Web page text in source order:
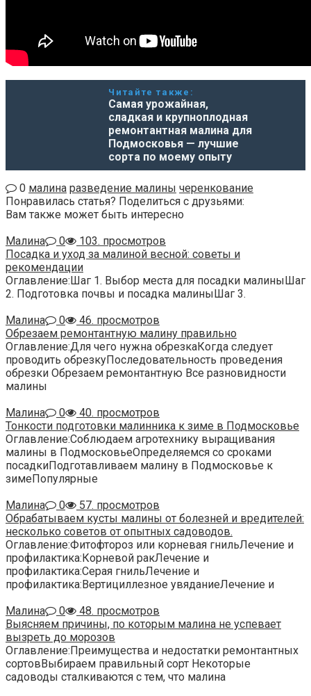
Читайте также:
Самая урожайная,
сладкая и крупноплодная
ремонтантная малина для
Подмосковья — лучшие
сорта по моему опыту
0 малина разведение малины черенкование
Понравилась статья? Поделиться с друзьями:
Вам также может быть интересно
Малина
0
103. просмотров
Посадка и уход за малиной весной: советы и
рекомендации
Оглавление:Шаг 1. Выбор места для посадки малиныШаг
2. Подготовка почвы и посадка малиныШаг 3.
Малина
0
46. просмотров
Обрезаем ремонтантную малину правильно
Оглавление:Для чего нужна обрезкаКогда следует
проводить обрезкуПоследовательность проведения
обрезки Обрезаем ремонтантную Все разновидности
малины
Малина
0
40. просмотров
Тонкости подготовки малинника к зиме в Подмосковье
Оглавление:Соблюдаем агротехнику выращивания
малины в ПодмосковьеОпределяемся со сроками
посадкиПодготавливаем малину в Подмосковье к
зимеПопулярные
Малина
0
57. просмотров
Обрабатываем кусты малины от болезней и вредителей:
несколько советов от опытных садоводов.
Оглавление:Фитофтороз или корневая гнильЛечение и
профилактика:Корневой ракЛечение и
профилактика:Серая гнильЛечение и
профилактика:Вертициллезное увяданиеЛечение и
Малина
0
48. просмотров
Выясняем причины, по которым малина не успевает
вызреть до морозов
Оглавление:Преимущества и недостатки ремонтантных
сортовВыбираем правильный сорт Некоторые
садоводы сталкиваются с тем, что малина